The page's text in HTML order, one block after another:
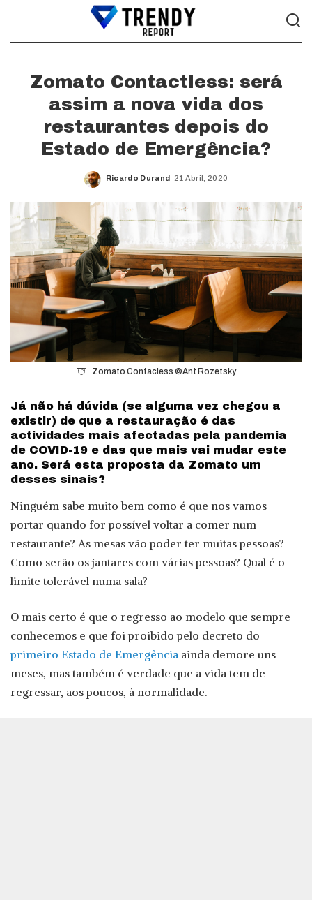
Zomato Contactless: será
assim a nova vida dos
restaurantes depois do
Estado de Emergência?
Posted
Ricardo Durand 21 Abril, 2020
Zomato Contacless ©Ant Rozetsky
Já não há dúvida (se alguma vez chegou a
existir) de que a restauração é das
actividades mais afectadas pela pandemia
de COVID-19 e das que mais vai mudar este
ano. Será esta proposta da Zomato um
desses sinais?
Ninguém sabe muito bem como é que nos vamos
portar quando for possível voltar a comer num
restaurante? As mesas vão poder ter muitas pessoas?
Como serão os jantares com várias pessoas? Qual é o
limite tolerável numa sala?
O mais certo é que o regresso ao modelo que sempre
conhecemos e que foi proibido pelo decreto do
primeiro Estado de Emergência ainda demore uns
meses, mas também é verdade que a vida tem de
regressar, aos poucos, à normalidade.